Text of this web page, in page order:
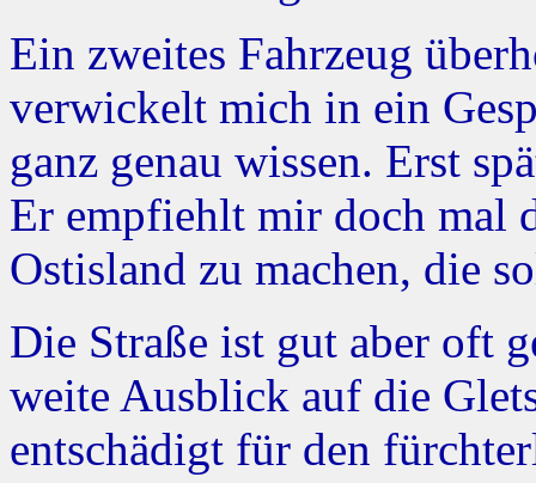
Ein zweites Fahrzeug
verwickelt mich in ein
ganz genau wissen. Erst
Er empfiehlt mir doch mal
Ostisland zu machen, die
Die Straße ist gut aber oft
weite Ausblick auf die
entschädigt für den